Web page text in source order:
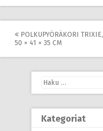
Post
POLKUPYÖRÄKORI TRIXIE,
50 × 41 × 35 CM
Haku:
Kategoriat